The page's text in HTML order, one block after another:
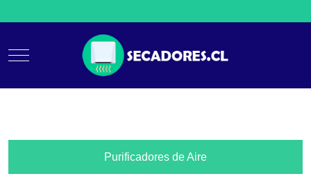
Mobile Menu Toggle
Purificadores de Aire